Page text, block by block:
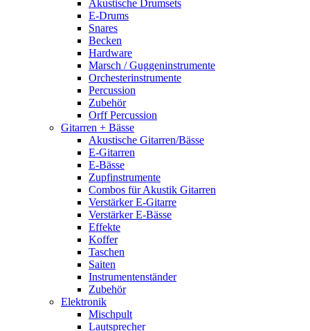
Akustische Drumsets
E-Drums
Snares
Becken
Hardware
Marsch / Guggeninstrumente
Orchesterinstrumente
Percussion
Zubehör
Orff Percussion
Gitarren + Bässe
Akustische Gitarren/Bässe
E-Gitarren
E-Bässe
Zupfinstrumente
Combos für Akustik Gitarren
Verstärker E-Gitarre
Verstärker E-Bässe
Effekte
Koffer
Taschen
Saiten
Instrumentenständer
Zubehör
Elektronik
Mischpult
Lautsprecher